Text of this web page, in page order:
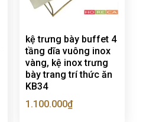
kệ trưng bày buffet 4
tầng dĩa vuông inox
vàng, kệ inox trưng
bày trang trí thức ăn
KB34
1.100.000₫